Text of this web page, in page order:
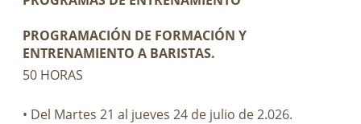
PROGRAMACIÓN DE FORMACIÓN Y
ENTRENAMIENTO A BARISTAS.
50 HORAS
• Del Martes 21 al jueves 24 de julio de 2.026.